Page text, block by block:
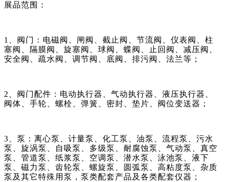
展品范围：
1、阀门：电磁阀、闸阀、截止阀、节流阀、仪表阀、柱
塞阀、隔膜阀、旋塞阀、球阀、蝶阀、止回阀、减压阀、
安全阀、疏水阀、调节阀、底阀、排污阀、法兰等；
2、阀门配件：电动执行器、气动执行器、液压执行器、
阀体、手轮、螺栓、弹簧、密封、垫片、阀位变送器；
3、泵：离心泵、计量泵、化工泵、油泵、流程泵、污水
泵、旋涡泵、自吸泵、多级泵、耐腐蚀泵、气动泵、真空
泵、管道泵、纸浆泵、空调泵、潜水泵、泳池泵、液下
泵、磁力泵、齿轮泵、螺旋泵、圆弧泵、高粘度泵、杂质
泵及其它特殊用泵，泵类配套产品及各类配套仪器；